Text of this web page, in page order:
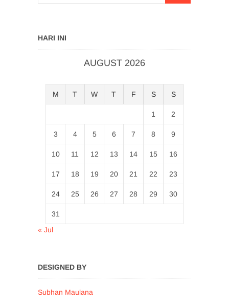
HARI INI
AUGUST 2026
M T W T F S S
1 2
3 4 5 6 7 8 9
10 11 12 13 14 15 16
17 18 19 20 21 22 23
24 25 26 27 28 29 30
31
« Jul
DESIGNED BY
Subhan Maulana